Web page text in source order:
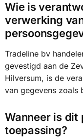
Wie is
verwerking
Tradeline bv
gevestigd aan de
Hilversum, is de
van gegevens zoals
Wanneer is
toepassing?